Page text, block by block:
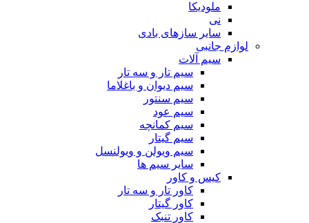
ملودیکا
نی
سایر سازهای بادی
لوازم جانبی
سیم آلات
سیم تار و سه تار
سیم دیوان و باغلاما
سیم سنتور
سیم عود
سیم کمانچه
سیم گیتار
سیم ویولن و ویولنسل
سایر سیم ها
کیس و کاور
کاور تار و سه تار
کاور گیتار
کاور تنبک